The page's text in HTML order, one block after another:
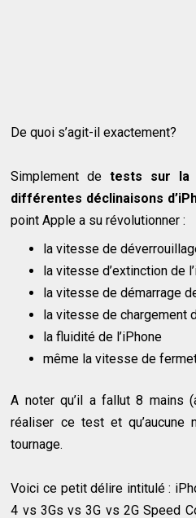
De quoi s’agit-il exactement?
Simplement detests sur la
différentes déclinaisons
point Apple a su révolutionner :
la vitesse de
la vitesse d’extinction de
la vitesse de démarrage
la vitesse de chargement
la fluidité de l’iPhone
même la vitesse de
A noter qu’il a fallut 8 mains
réaliser ce test et qu’aucune
tournage.
Voici ce petit délire intitulé :
4 vs 3Gs vs 3G vs 2G Speed